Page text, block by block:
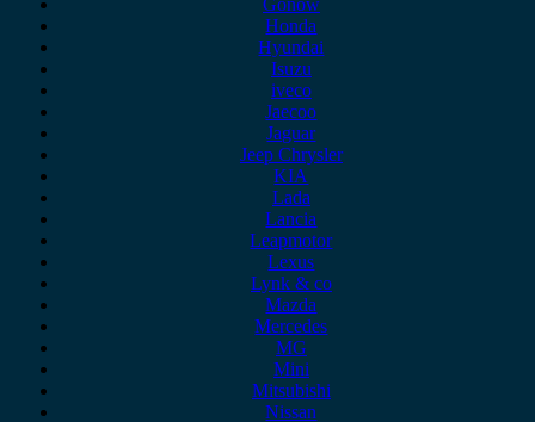
Gonow
Honda
Hyundai
Isuzu
iveco
Jaecoo
Jaguar
Jeep Chrysler
KIA
Lada
Lancia
Leapmotor
Lexus
Lynk & co
Mazda
Mercedes
MG
Mini
Mitsubishi
Nissan